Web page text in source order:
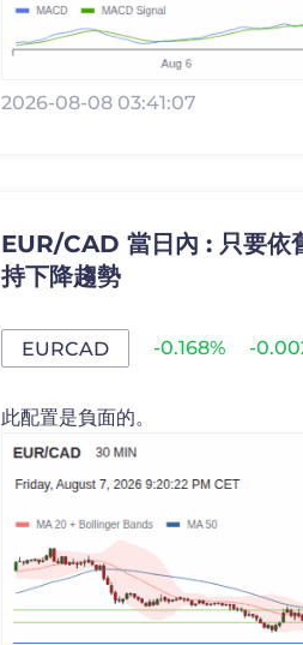
2026-08-08 03:41:07
EUR/CAD 當日內 : 只要依
持下降趨勢
EURCAD -0.168% -
此配置是負面的。